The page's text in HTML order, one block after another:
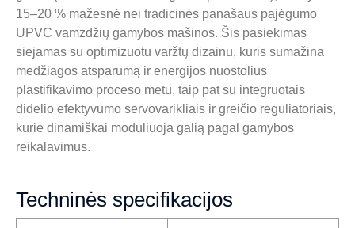
15–20 % mažesnė nei tradicinės panašaus pajėgumo
UPVC vamzdžių gamybos mašinos. Šis pasiekimas
siejamas su optimizuotu varžtų dizainu, kuris sumažina
medžiagos atsparumą ir energijos nuostolius
plastifikavimo proceso metu, taip pat su integruotais
didelio efektyvumo servovarikliais ir greičio reguliatoriais,
kurie dinamiškai moduliuoja galią pagal gamybos
reikalavimus.
Techninės specifikacijos